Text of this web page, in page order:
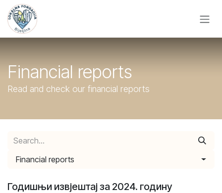
Skip to Content
Financial reports
Read and check our financial reports
Financial reports
Годишњи извјештај за 2024. годину